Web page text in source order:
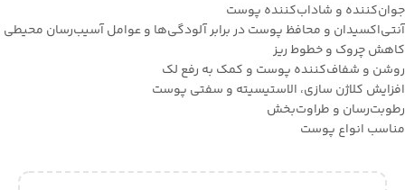
جوان‌كننده و شاداب‌كننده پوست
آنتي‌اكسيدان و محافظ پوست در برابر آلودگي‌ها و عوامل آسيب‌رسان محيطی
كاهش چروك و خطوط ريز
روشن و شفاف‌كننده پوست و كمك به رفع لک
افزايش كلاژن سازي، الاستيسيته و سفتي پوست
رطوبت‌رسان و طراوت‌بخش
مناسب انواع پوست